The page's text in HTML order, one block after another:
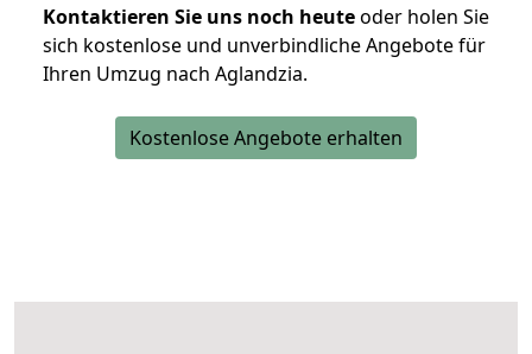
Kontaktieren Sie uns noch heuteoder holen Sie
sich kostenlose und unverbindliche Angebote für
Ihren Umzug nach Aglandzia.
Kostenlose Angebote erhalten